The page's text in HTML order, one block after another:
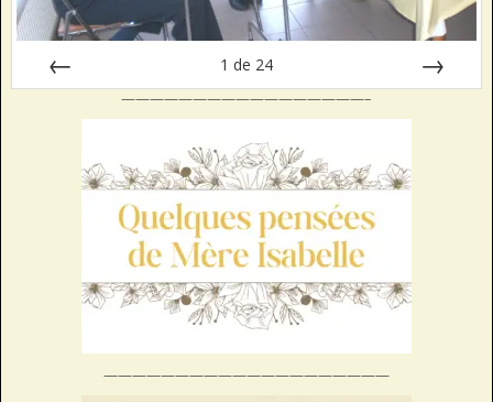
1 de 24
—————————————————–
————————————————————